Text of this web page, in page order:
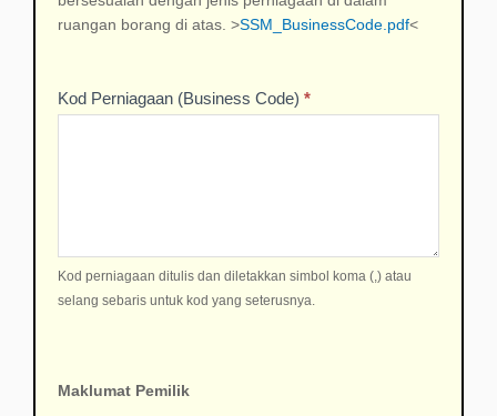
ruangan borang di atas. >SSM_BusinessCode.pdf<
Kod Perniagaan (Business Code) *
Kod perniagaan ditulis dan diletakkan simbol koma (,) atau
selang sebaris untuk kod yang seterusnya.
Maklumat Pemilik